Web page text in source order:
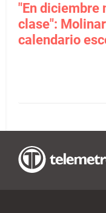
"En diciembre
clase":
calendario